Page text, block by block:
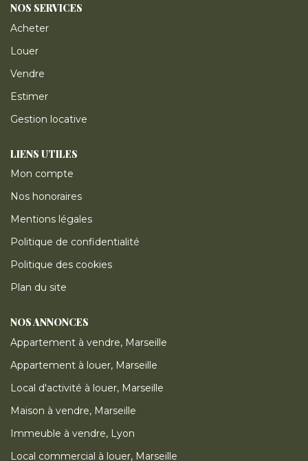
NOS SERVICES
Acheter
Louer
Vendre
Estimer
Gestion locative
LIENS UTILES
Mon compte
Nos honoraires
Mentions légales
Politique de confidentialité
Politique des cookies
Plan du site
NOS ANNONCES
Appartement à vendre, Marseille
Appartement à louer, Marseille
Local d'activité à louer, Marseille
Maison à vendre, Marseille
Immeuble à vendre, Lyon
Local commercial à louer, Marseille